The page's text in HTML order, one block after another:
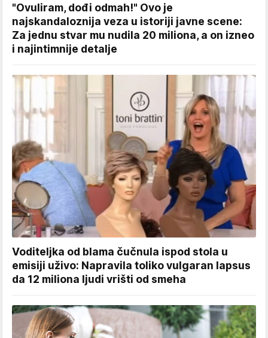
"Ovuliram, dođi odmah!" Ovo je
najskandaloznija veza u istoriji javne scene:
Za jednu stvar mu nudila 20 miliona, a on izneo
i najintimnije detalje
Voditeljka od blama čučnula ispod stola u
emisiji uživo: Napravila toliko vulgaran lapsus
da 12 miliona ljudi vrišti od smeha